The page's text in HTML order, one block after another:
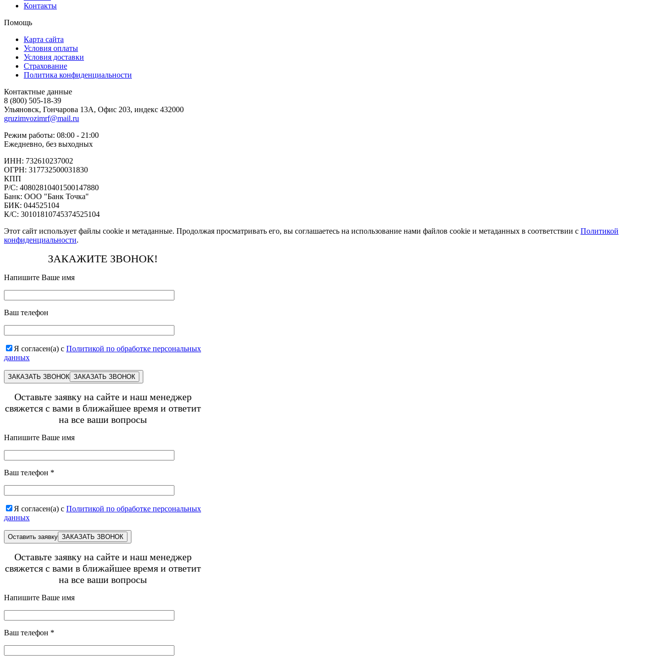
Контакты
Помощь
Карта сайта
Условия оплаты
Условия доставки
Страхование
Политика конфиденциальности
Контактные данные
8 (800) 505-18-39
Ульяновск, Гончарова 13А, Офис 203, индекс 432000
gruzimvozimrf@mail.ru
Режим работы: 08:00 - 21:00
Ежедневно, без выходных
ИНН: 732610237002
ОГРН: 317732500031830
КПП
Р/С: 40802810401500147880
Банк: ООО "Банк Точка"
БИК: 044525104
К/С: 30101810745374525104
Этот сайт использует файлы cookie и метаданные. Продолжая просматривать его, вы соглашаетесь на использование нами файлов cookie и метаданных в соответствии с Политикой
конфиденциальности.
ЗАКАЖИТЕ ЗВОНОК!
Напишите Ваше имя
Ваш телефон
Я согласен(а) с Политикой по обработке персональных
данных
ЗАКАЗАТЬ ЗВОНОК
Оставьте заявку на сайте и наш менеджер
свяжется с вами в ближайшее время и ответит
на все ваши вопросы
Напишите Ваше имя
Ваш телефон *
Я согласен(а) с Политикой по обработке персональных
данных
Оставить заявку
Оставьте заявку на сайте и наш менеджер
свяжется с вами в ближайшее время и ответит
на все ваши вопросы
Напишите Ваше имя
Ваш телефон *